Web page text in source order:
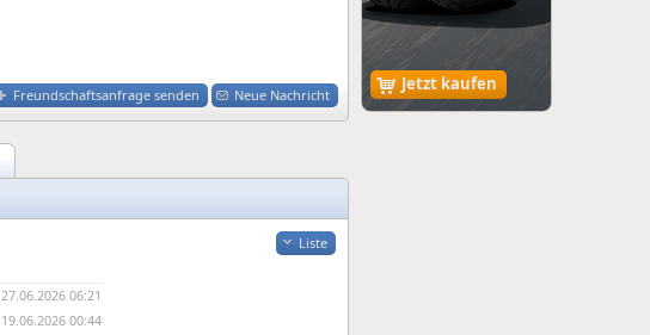
Jetzt kaufen
Freundschaftsanfrage senden Neue Nachricht
Liste
27.06.2026 06:21
19.06.2026 00:44